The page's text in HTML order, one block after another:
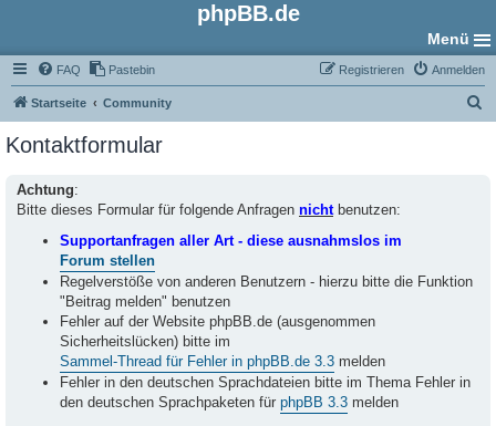
phpBB.de
Menü
FAQ Pastebin Anmelden
Registrieren
Startseite Community
Kontaktformular
Achtung:
Bitte dieses Formular für folgende Anfragen nichtbenutzen:
Supportanfragen aller Art - diese ausnahmslos im
Forum stellen
Regelverstöße von anderen Benutzern - hierzu bitte die Funktion
"Beitrag melden" benutzen
Fehler auf der Website phpBB.de (ausgenommen
Sicherheitslücken) bitte im
Sammel-Thread für Fehler in phpBB.de 3.3 melden
Fehler in den deutschen Sprachdateien bitte im Thema Fehler in
den deutschen Sprachpaketen für phpBB 3.3 melden